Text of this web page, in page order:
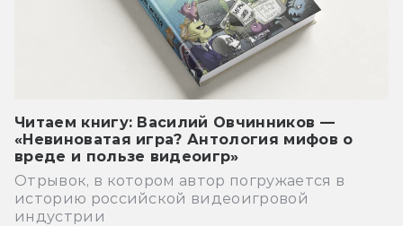
Читаем книгу: Василий Овчинников —
«Невиноватая игра? Антология мифов о
вреде и пользе видеоигр»
Отрывок, в котором автор погружается в
историю российской видеоигровой
индустрии